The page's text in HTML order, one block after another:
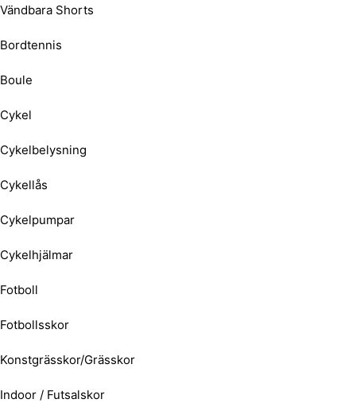
Vändbara Shorts
Bordtennis
Boule
Cykel
Cykelbelysning
Cykellås
Cykelpumpar
Cykelhjälmar
Fotboll
Fotbollsskor
Konstgrässkor/Grässkor
Indoor / Futsalskor